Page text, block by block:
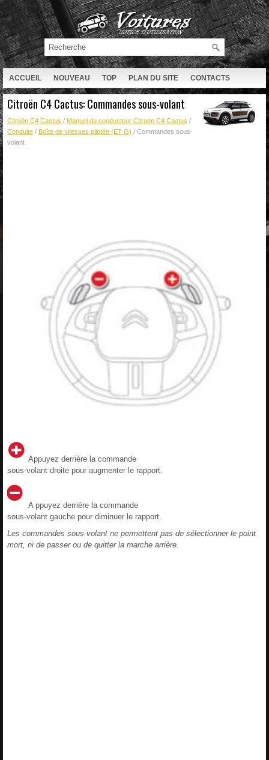
ACCUEIL NOUVEAU TOP PLAN DU SITE CONTACTS
RECHERCHE
Citroën C4 Cactus: Commandes sous-volant
Citroën C4 Cactus / Manuel du conducteur Citroën C4 Cactus /
Conduite / Boîte de vitesses pilotée (ET G) / Commandes sous-
volant
Appuyez derrière la commande
sous-volant droite pour augmenter le rapport.
A ppuyez derrière la commande
sous-volant gauche pour diminuer le rapport.
Les commandes sous-volant ne permettent pas de sélectionner le point
mort, ni de passer ou de quitter la marche arrière.